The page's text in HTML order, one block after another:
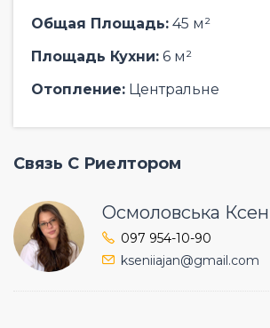
Общая Площадь:
45 м²
Площадь Кухни:
6 м²
Отопление: Центральне
Связь С Риелтором
Осмоловська
097 954-10-90
kseniiajan@gmail.com